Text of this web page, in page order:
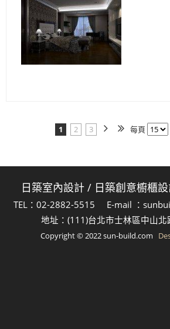
1 2 3 每頁
日築室內設計 / 日築創意櫥櫃
TEL：02-2882-5515 E-mail ：
地址：(111)台北市士林區中山
Copyright © 2022 sun-build.com